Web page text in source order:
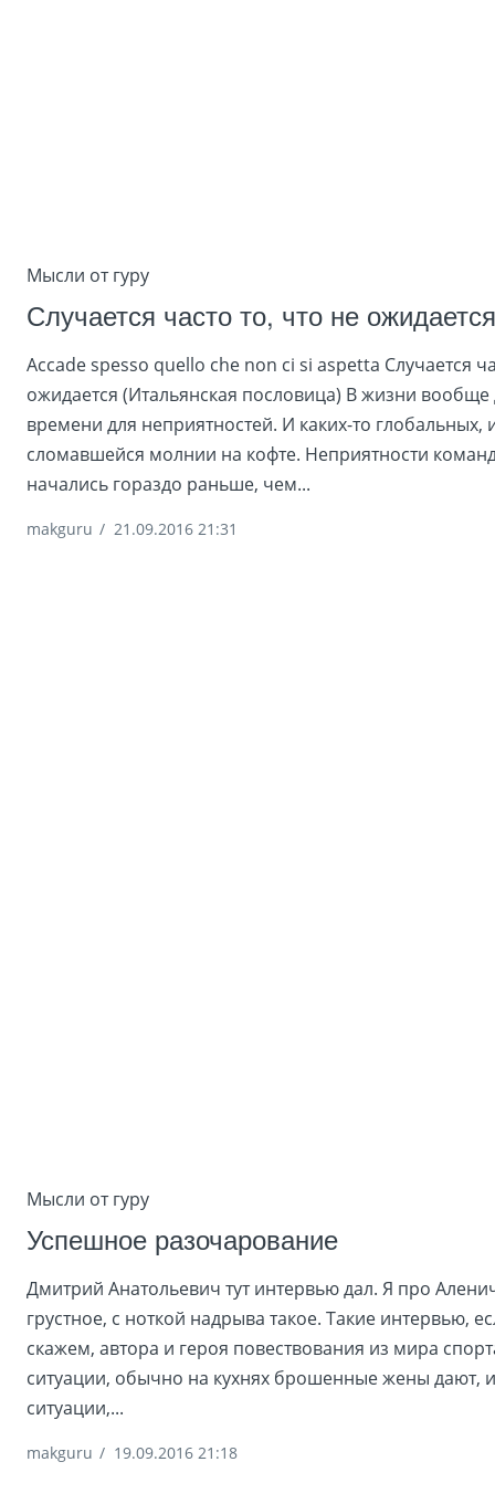
Мысли от гуру
Случается часто то, что не ожидается
Accade spesso quello che non ci si aspetta Случается
ожидается (Итальянская пословица) В жизни вообще
времени для неприятностей. И каких-то глобальных,
сломавшейся молнии на кофте. Неприятности
начались гораздо раньше, чем...
makguru / 21.09.2016 21:31
Мысли от гуру
Успешное разочарование
Дмитрий Анатольевич тут интервью дал. Я про
грустное, с ноткой надрыва такое. Такие интервью,
скажем, автора и героя повествования из мира
ситуации, обычно на кухнях брошенные жены дают,
ситуации,...
makguru / 19.09.2016 21:18